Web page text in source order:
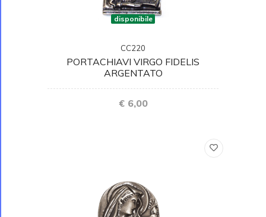
disponibile
CC220
PORTACHIAVI VIRGO FIDELIS
ARGENTATO
€ 6,00